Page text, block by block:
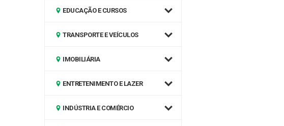
EDUCAÇÃO E CURSOS
TRANSPORTE E VEÍCULOS
IMOBILIÁRIA
ENTRETENIMENTO E LAZER
INDÚSTRIA E COMÉRCIO